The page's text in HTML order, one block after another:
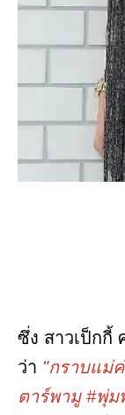
ซึ่ง สาวเป็กกี้
ว่า "กราบแม่
ตาร์พามู #พุ่ม